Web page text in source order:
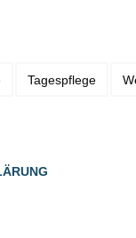
Tagespflege